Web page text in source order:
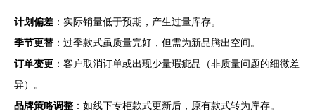
计划偏差 ：实际销量低于预期，产生过量库存。
季节更替 ：过季款式虽质量完好，但需为新品腾出空间。
订单变更 ：客户取消订单或出现少量瑕疵品（非质量问题的细微差
异）。
品牌策略调整 ：如线下专柜款式更新后，原有款式转为库存。